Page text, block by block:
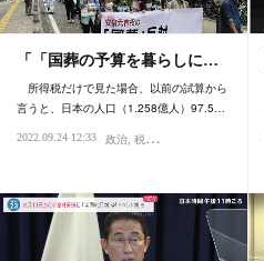
「「国葬の予算を暮らしに…
所得税だけで見た場合、以前の試算から
言うと、日本の人口（1.258億人）97.5…
2022.09.24 12:33 政治 税金